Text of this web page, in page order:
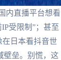
内直播平台想看
受限制”；甚至
日本看抖音世
壁垒。别慌，这